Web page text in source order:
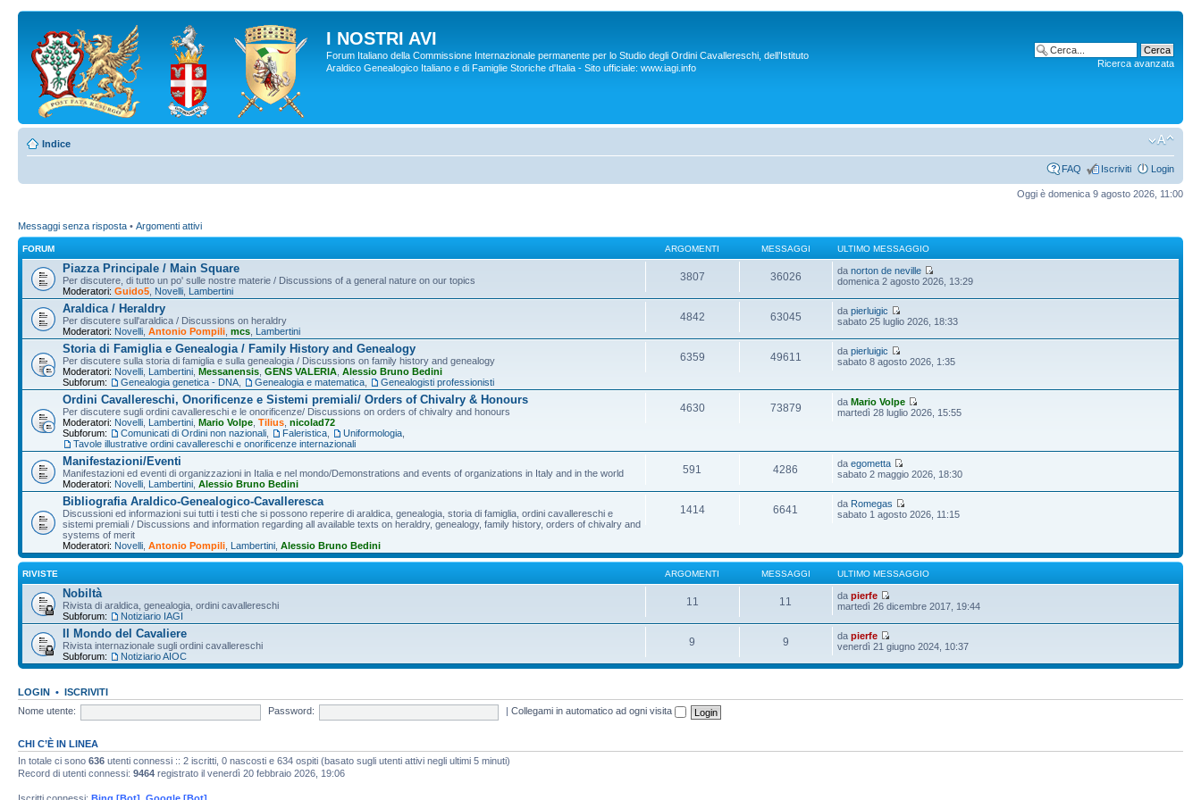
I NOSTRI AVI
Forum Italiano della Commissione Internazionale permanente per lo Studio degli Ordini Cavallereschi, dell’Istituto
Araldico Genealogico Italiano e di Famiglie Storiche d'Italia - Sito ufficiale: www.iagi.info
Ricerca avanzata
Indice
FAQ Iscriviti Login
Oggi è domenica 9 agosto 2026, 11:00
Messaggi senza risposta • Argomenti attivi
FORUM ARGOMENTI MESSAGGI ULTIMO MESSAGGIO
Piazza Principale / Main Square
Per discutere, di tutto un po' sulle nostre materie / Discussions of a general nature on our topics
Moderatori: Guido5 Novelli Lambertini
3807 36026 danorton de neville
domenica 2 agosto 2026, 13:29
Araldica / Heraldry
Per discutere sull'araldica / Discussions on heraldry
Moderatori: Novelli Antonio Pompili mcs Lambertini
4842 63045 dapierluigic
sabato 25 luglio 2026, 18:33
Storia di Famiglia e Genealogia / Family History and Genealogy
Per discutere sulla storia di famiglia e sulla genealogia / Discussions on family history and genealogy
Moderatori: Novelli Lambertini Messanensis GENS VALERIA Alessio Bruno Bedini
Subforum:
Genealogia genetica - DNA Genealogia e matematica Genealogisti professionisti
6359 49611 dapierluigic
sabato 8 agosto 2026, 1:35
Ordini Cavallereschi, Onorificenze e Sistemi premiali/ Orders of Chivalry & Honours
Per discutere sugli ordini cavallereschi e le onorificenze/ Discussions on orders of chivalry and honours
Moderatori: Novelli Lambertini Mario Volpe Tilius nicolad72
Subforum:
Comunicati di Ordini non nazionali Faleristica Uniformologia
Tavole illustrative ordini cavallereschi e onorificenze internazionali
4630 73879 daMario Volpe
martedì 28 luglio 2026, 15:55
Manifestazioni/Eventi
Manifestazioni ed eventi di organizzazioni in Italia e nel mondo/Demonstrations and events of organizations in Italy and in the world
Moderatori: Novelli Lambertini Alessio Bruno Bedini
591 4286 daegometta
sabato 2 maggio 2026, 18:30
Bibliografia Araldico-Genealogico-Cavalleresca
Discussioni ed informazioni sui tutti i testi che si possono reperire di araldica, genealogia, storia di famiglia, ordini cavallereschi e
sistemi premiali / Discussions and information regarding all available texts on heraldry, genealogy, family history, orders of chivalry and
systems of merit
Moderatori: Novelli Antonio Pompili Lambertini Alessio Bruno Bedini
1414 6641 da Romegas
sabato 1 agosto 2026, 11:15
RIVISTE ARGOMENTI MESSAGGI ULTIMO MESSAGGIO
Nobiltà
Rivista di araldica, genealogia, ordini cavallereschi
Subforum:
Notiziario IAGI
11 11 dapierfe
martedì 26 dicembre 2017, 19:44
Il Mondo del Cavaliere
Rivista internazionale sugli ordini cavallereschi
Subforum:
Notiziario AIOC
9 9 dapierfe
venerdì 21 giugno 2024, 10:37
LOGIN • ISCRIVITI
Nome utente:
Password: |Collegami in automatico ad ogni visita
CHI C’È IN LINEA
In totale ci sono 636 utenti connessi :: 2 iscritti, 0 nascosti e 634 ospiti (basato sugli utenti attivi negli ultimi 5 minuti)
Record di utenti connessi: 9464 registrato il venerdì 20 febbraio 2026, 19:06
Iscritti connessi: Bing [Bot] Google [Bot]